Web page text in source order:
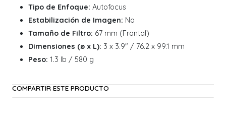
Tipo de Enfoque: Autofocus
Estabilización de Imagen: No
Tamaño de Filtro: 67 mm (Frontal)
Dimensiones (ø x L): 3 x 3.9" / 76.2 x 99.1 mm
Peso: 1.3 lb / 580 g
COMPARTIR ESTE PRODUCTO